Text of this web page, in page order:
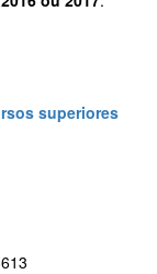
superiores